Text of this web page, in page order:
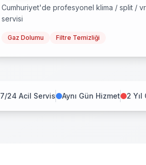
Cumhuriyet'de profesyonel klima / split /
servisi
Gaz Dolumu Filtre Temizliği
7/24 Acil Servis Aynı Gün Hizmet 2 Yıl